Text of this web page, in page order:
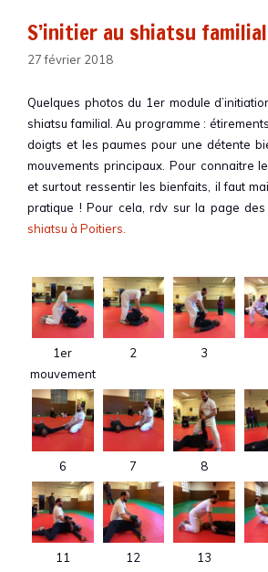
S’initier au shiatsu familial
27 février 2018
Quelques photos du 1er module
shiatsu familial. Au programme :
doigts et les paumes pour une détente
mouvements principaux. Pour connaitre
et surtout ressentir les bienfaits, il faut
pratique ! Pour cela, rdv sur la page des
shiatsu à Poitiers.
1er
mouvement
2 3
6 7 8
11 12 13